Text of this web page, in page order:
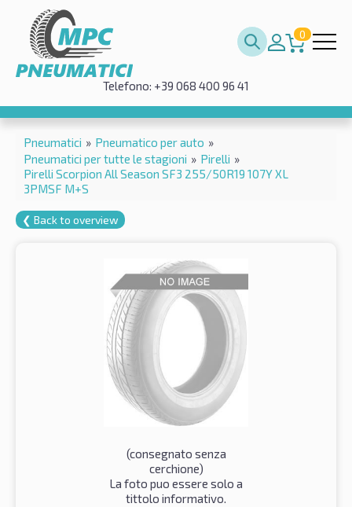
0
Telefono: +39 068 400 96 41
Pneumatici » Pneumatico per auto »
Pneumatici per tutte le stagioni » Pirelli »
Pirelli Scorpion All Season SF3 255/50R19 107Y XL
3PMSF M+S
❮ Back to overview
(consegnato senza
cerchione)
La foto puo essere solo a
tittolo informativo.